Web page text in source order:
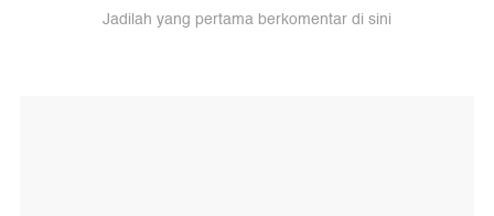
Jadilah yang pertama berkomentar di sini